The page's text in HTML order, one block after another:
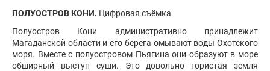
ПОЛУОСТРОВ КОНИ. Цифровая съёмка
Полуостров Кони административно принадлежит
Магаданской области и его берега омывают воды Охотского
моря. Вместе с полуостровом Пьягина они образуют в море
обширный выступ суши. Это довольно гористая земля